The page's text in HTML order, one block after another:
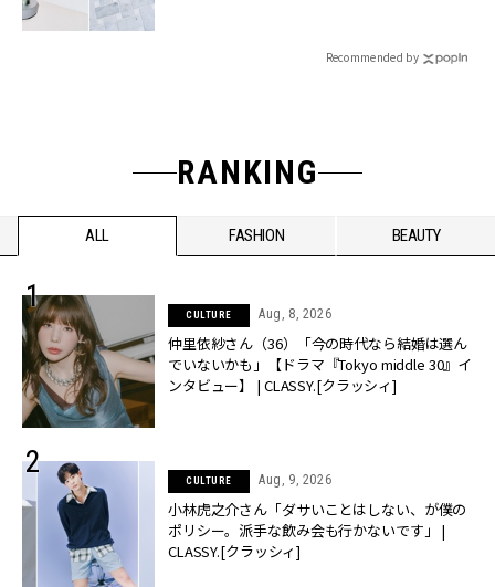
Recommended by
RANKING
ALL FASHION BEAUTY
CULTURE Aug, 8, 2026
仲里依紗さん（36）「今の時代なら結婚は選ん
でいないかも」【ドラマ『Tokyo middle 30』イ
ンタビュー】 | CLASSY.[クラッシィ]
CULTURE Aug, 9, 2026
小林虎之介さん「ダサいことはしない、が僕の
ポリシー。派手な飲み会も行かないです」 |
CLASSY.[クラッシィ]